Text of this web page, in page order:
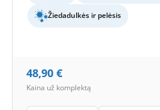
Žiedadulkės ir pelėsis
48,90 €
Kaina už komplektą